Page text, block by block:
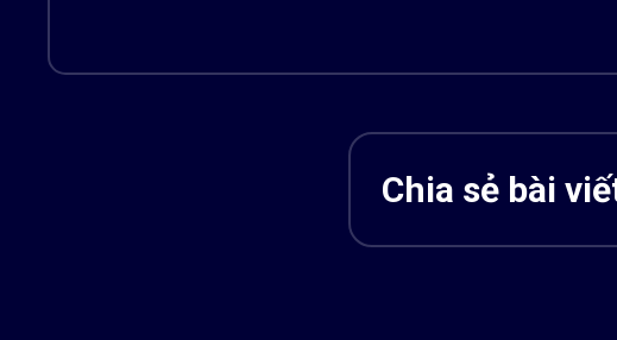
Chia sẻ bài